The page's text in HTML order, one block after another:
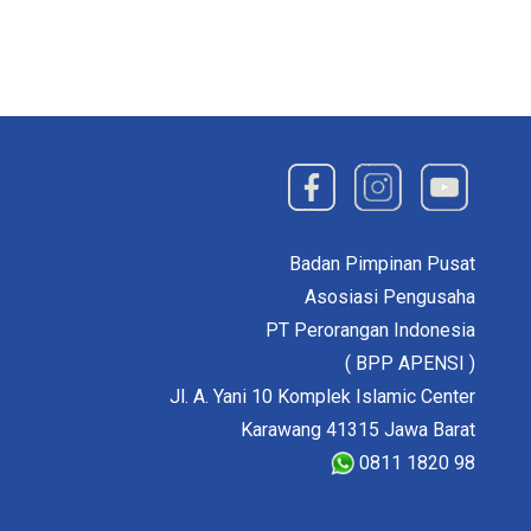
Badan Pimpinan Pusat
Asosiasi Pengusaha
PT Perorangan Indonesia
( BPP APENSI )
Jl. A. Yani 10 Komplek Islamic Center
Karawang 41315 Jawa Barat
0811 1820 98